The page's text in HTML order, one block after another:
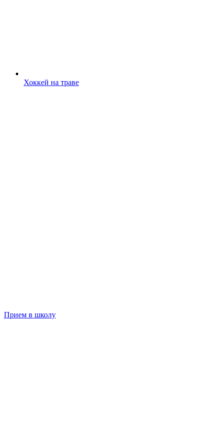
Хоккей на траве
Прием в школу